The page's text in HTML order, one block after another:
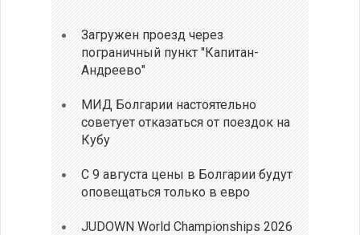
Загружен проезд через
пограничный пункт "Капитан-
Андреево"
МИД Болгарии настоятельно
советует отказаться от поездок на
Кубу
С 9 августа цены в Болгарии будут
оповещаться только в евро
JUDOWN World Championships 2026